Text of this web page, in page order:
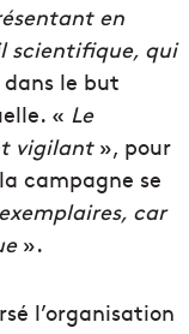
en
scientifique, qui
dans le but
« Le
vigilant», pour
campagne se
car
».
l’organisation